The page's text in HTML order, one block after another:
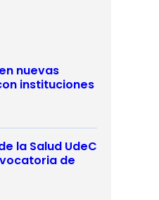
nuevas
instituciones
la Salud UdeC
de